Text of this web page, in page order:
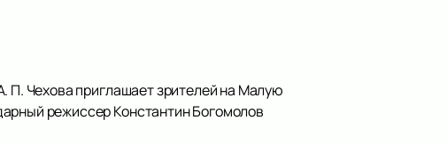
П. Чехова приглашает зрителей на Малую
режиссер Константин Богомолов